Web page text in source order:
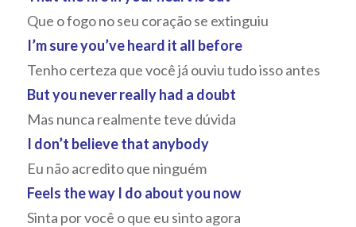
Que o fogo no seu coração se extinguiu
I’m sure you’ve heard it all before
Tenho certeza que você já ouviu tudo isso antes
But you never really had a doubt
Mas nunca realmente teve dúvida
I don’t believe that anybody
Eu não acredito que ninguém
Feels the way I do about you now
Sinta por você o que eu sinto agora